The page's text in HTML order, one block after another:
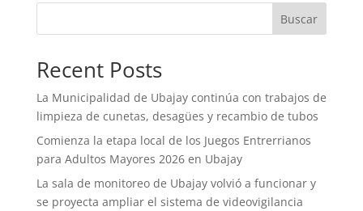
Buscar
Recent Posts
La Municipalidad de Ubajay continúa con trabajos de
limpieza de cunetas, desagües y recambio de tubos
Comienza la etapa local de los Juegos Entrerrianos
para Adultos Mayores 2026 en Ubajay
La sala de monitoreo de Ubajay volvió a funcionar y
se proyecta ampliar el sistema de videovigilancia